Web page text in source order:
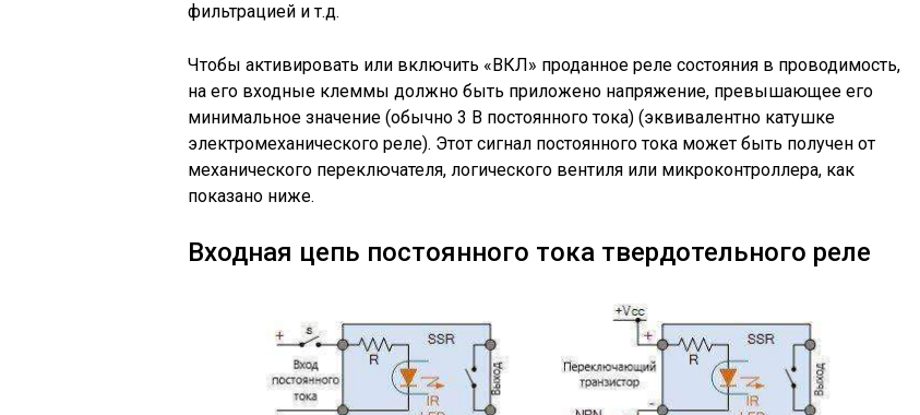
фильтрацией и т.д.
Чтобы активировать или включить «ВКЛ» проданное реле состояния в проводимость,
на его входные клеммы должно быть приложено напряжение, превышающее его
минимальное значение (обычно 3 В постоянного тока) (эквивалентно катушке
электромеханического реле). Этот сигнал постоянного тока может быть получен от
механического переключателя, логического вентиля или микроконтроллера, как
показано ниже.
Входная цепь постоянного тока твердотельного реле